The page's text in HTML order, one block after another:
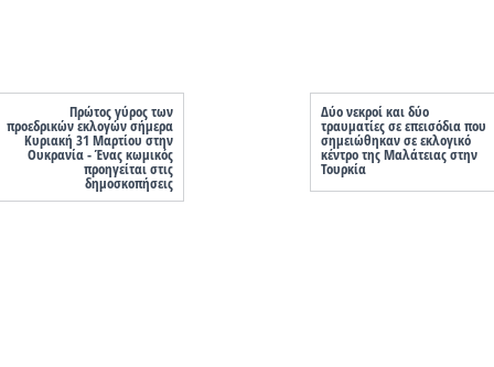
Πρώτος γύρος των
προεδρικών εκλογών σήμερα
Κυριακή 31 Μαρτίου στην
Ουκρανία - Ένας κωμικός
προηγείται στις
δημοσκοπήσεις
Δύο νεκροί και δύο
τραυματίες σε επεισόδια που
σημειώθηκαν σε εκλογικό
κέντρο της Μαλάτειας στην
Τουρκία